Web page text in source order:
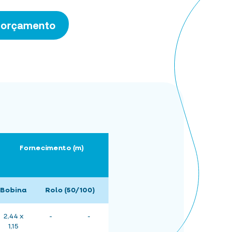
Fornecimento (m)
Bobina Rolo (50/100)
2,44 x
1,15
- -